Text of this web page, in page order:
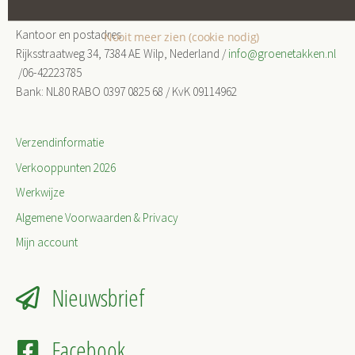
Kantoor en postadres
Rijksstraatweg 34, 7384 AE Wilp, Nederland /info@groenetakken.nl
/06-42223785
Bank: NL80 RABO 0397 0825 68 / KvK 09114962
Verzendinformatie
Verkooppunten 2026
Werkwijze
Algemene Voorwaarden & Privacy
Mijn account
Nieuwsbrief
Nooit meer zien (cookie nodig)